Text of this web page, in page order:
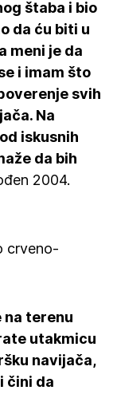
štaba i bio
da ću biti u
meni je da
i imam što
svih
Na
iskusnih
da bih
2004.
crveno-
na terenu
utakmicu
navijača,
čini da